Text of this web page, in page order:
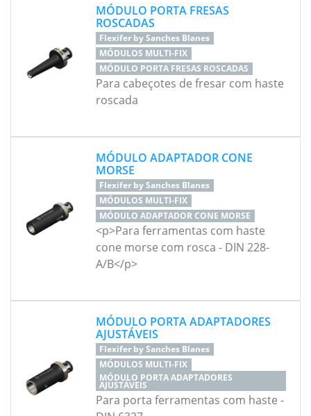
MÓDULO PORTA FRESAS
ROSCADAS
Flexifer by Sanches Blanes
MÓDULOS MULTI-FIX
MÓDULO PORTA FRESAS ROSCADAS
Para cabeçotes de fresar com haste
roscada
MÓDULO ADAPTADOR CONE
MORSE
Flexifer by Sanches Blanes
MÓDULOS MULTI-FIX
MÓDULO ADAPTADOR CONE MORSE
<p>Para ferramentas com haste
cone morse com rosca - DIN 228-
A/B</p>
MÓDULO PORTA ADAPTADORES
AJUSTÁVEIS
Flexifer by Sanches Blanes
MÓDULOS MULTI-FIX
MÓDULO PORTA ADAPTADORES
AJUSTÁVEIS
Para porta ferramentas com haste -